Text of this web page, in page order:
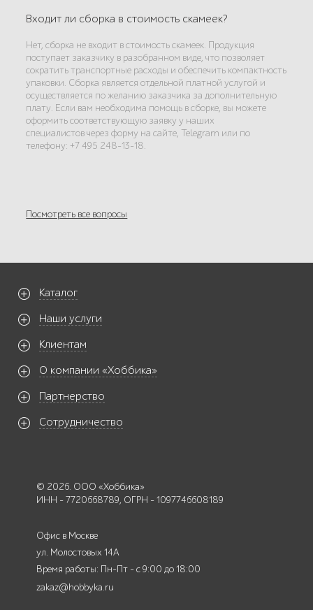
Входит ли сборка в стоимость скамеек?
Нет, сборка не входит в стоимость скамеек. Продукция
поступает заказчику в разобранном виде, что позволяет
сократить транспортные расходы и обеспечить компактность
упаковки. Сборка является отдельной платной услугой и
осуществляется по желанию заказчика за дополнительную
плату. Если вам необходима помощь в сборке, вы можете
оформить соответствующую заявку у наших
специалистов через форму на сайте, Telegram или по
телефону: +7 495 248-13-18.
Посмотреть все вопросы
Каталог
Наши услуги
Клиентам
О компании «Хоббика»
Партнерство
Сотрудничество
© 2026. ООО «Хоббика»
ИНН - 7720668789, ОГРН - 1097746608189
Офис в Москве
ул. Молостовых 14А
Время работы: Пн-Пт - с 9:00 до 18:00
zakaz@hobbyka.ru